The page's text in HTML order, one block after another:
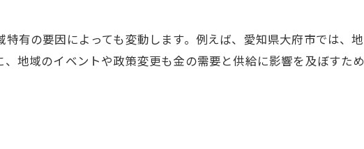
情勢が金相場を左右する理由
場における金価格の変動要因
有の要因によっても変動します。例えば、愛知県大府市では、
地域のイベントや政策変更も金の需要と供給に影響を及ぼすた